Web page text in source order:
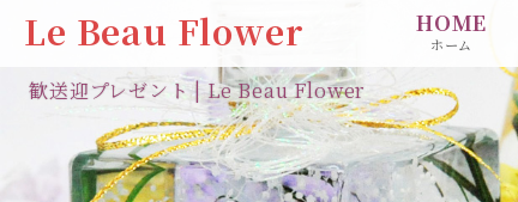
Le Beau Flower HOME
ホーム
歓送迎プレゼント | Le Beau Flower